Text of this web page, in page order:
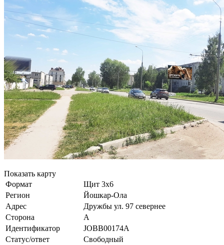
Показать карту
Формат
Щит 3х6
Регион
Йошкар-Ола
Адрес
Дружбы ул. 97 севернее
Сторона
А
Идентификатор
JOBB00174А
Статус/ответ
Свободный